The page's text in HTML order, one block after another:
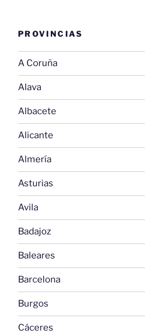
PROVINCIAS
A Coruña
Alava
Albacete
Alicante
Almería
Asturias
Avila
Badajoz
Baleares
Barcelona
Burgos
Cáceres